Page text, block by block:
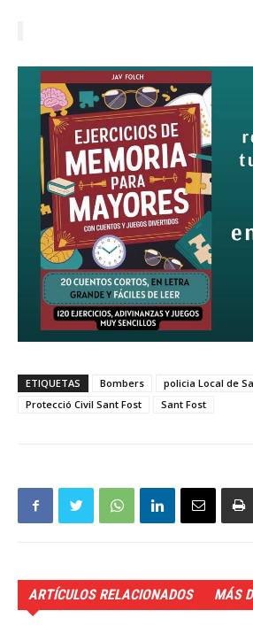
ETIQUETAS Bombers
policia Local de
Protecció Civil Sant Fost
Sant Fost
ARTÍCULOS RELACIONADOS MÁS